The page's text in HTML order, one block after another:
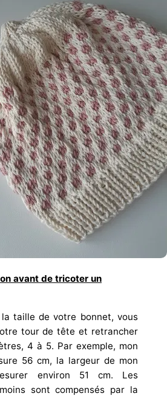
avant de tricoter un
taille de votre bonnet, vous
tour de tête et retrancher
4 à 5. Par exemple, mon
56 cm, la largeur de mon
environ 51 cm. Les
sont compensés par la